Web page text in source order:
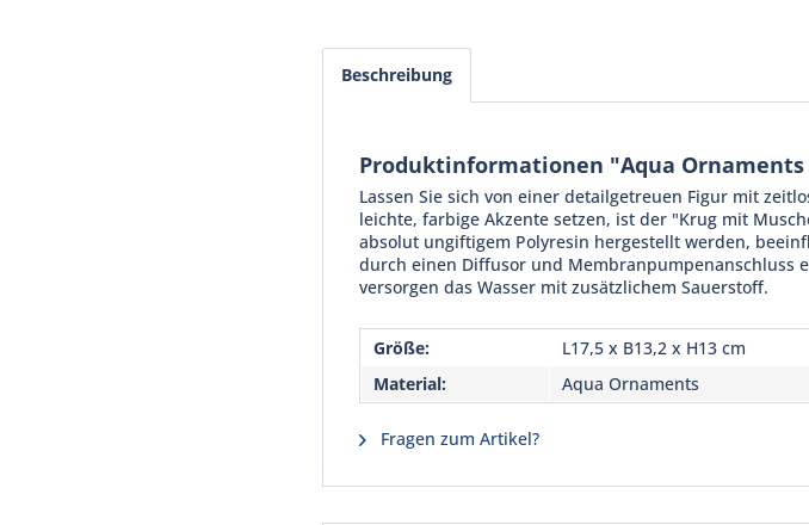
Beschreibung
Produktinformationen "Aqua Ornaments
Lassen Sie sich von einer detailgetreuen Figur mit
leichte, farbige Akzente setzen, ist der "Krug mit
absolut ungiftigem Polyresin hergestellt werden,
durch einen Diffusor und Membranpumpenanschluss
versorgen das Wasser mit zusätzlichem Sauerstoff.
Größe:
L17,5 x B13,2 x H13 cm
Material:
Aqua Ornaments
Fragen zum Artikel?